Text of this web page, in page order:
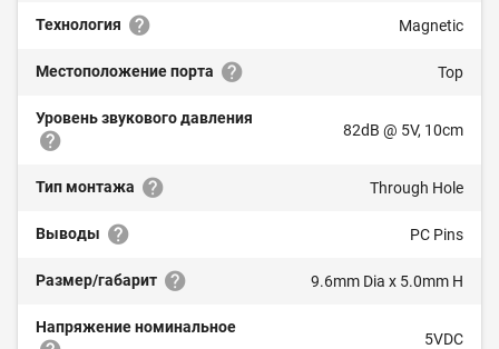
Технология Magnetic
Местоположение порта Top
Уровень звукового давления
82dB @ 5V, 10cm
Тип монтажа Through Hole
Выводы PC Pins
Размер/габарит 9.6mm Dia x 5.0mm H
Напряжение номинальное
5VDC